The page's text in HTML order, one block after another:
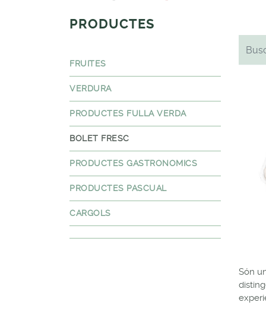
PRODUCTES
FRUITES
VERDURA
PRODUCTES FULLA VERDA
BOLET FRESC
PRODUCTES GASTRONOMICS
PRODUCTES PASCUAL
CARGOLS
Són